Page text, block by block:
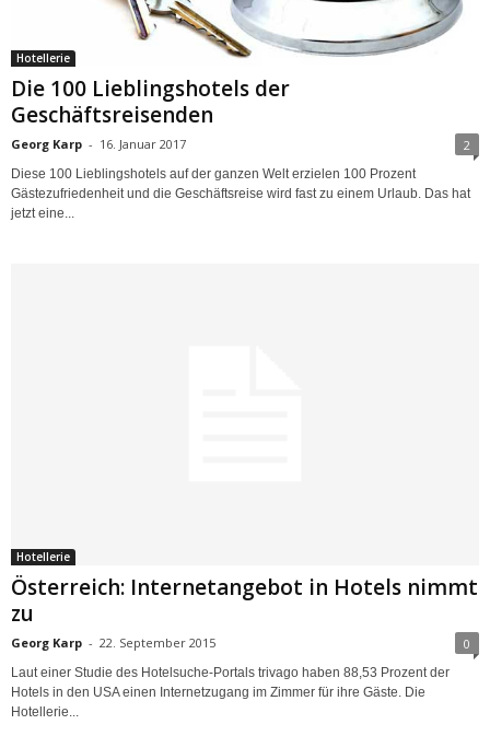
Hotellerie
Die 100 Lieblingshotels der
Geschäftsreisenden
Georg Karp - 16. Januar 2017 2
Diese 100 Lieblingshotels auf der ganzen Welt erzielen 100 Prozent
Gästezufriedenheit und die Geschäftsreise wird fast zu einem Urlaub. Das hat
jetzt eine...
Hotellerie
Österreich: Internetangebot in Hotels nimmt
zu
Georg Karp - 22. September 2015 0
Laut einer Studie des Hotelsuche-Portals trivago haben 88,53 Prozent der
Hotels in den USA einen Internetzugang im Zimmer für ihre Gäste. Die
Hotellerie...